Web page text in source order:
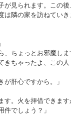
が見られます。この
は隣の家を訪ねていき
、ちょっとお邪魔しま
きちゃったよ、この
が肝心ですから。」
す。火を拝借できます
件でしょう？」